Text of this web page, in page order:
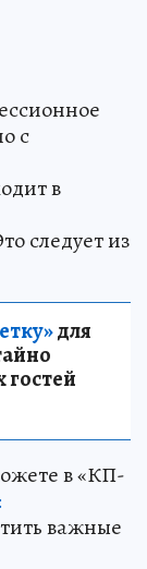
с
в
следует из
для
гостей
в «КП-
важные